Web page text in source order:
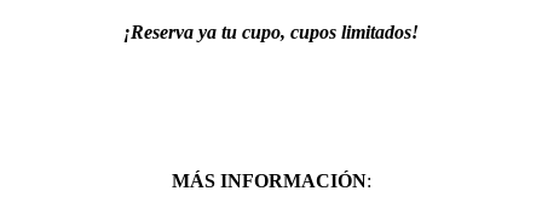
¡Reserva ya tu cupo, cupos limitados!
MÁS INFORMACIÓN: